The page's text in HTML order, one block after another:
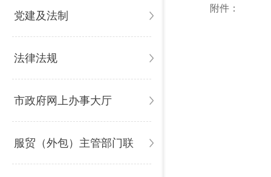
党建及法制
法律法规
市政府网上办事大厅
服贸（外包）主管部门联
附件：